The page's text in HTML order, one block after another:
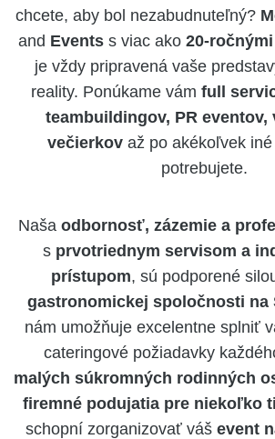
chcete, aby bol nezabudnuteľný?
and Events s viac ako 20-
je vždy pripravená vaše
reality. Ponúkame vám full
teambuildingov, PR eventov,
večierkov až po akékoľvek
potrebujete.
Naša odbornosť, zázemie a
s prvotriednym servisom a
prístupom, sú podporené
gastronomickej spoločnosti na
nám umožňuje excelentne splniť
cateringové požiadavky
malých súkromných rodinných
firemné podujatia pre niekoľko
schopní zorganizovať váš event